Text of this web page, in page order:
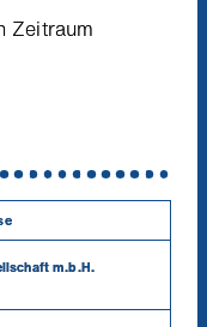
Zeitraum
m.b.H.